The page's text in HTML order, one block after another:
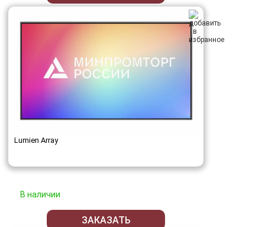
Lumien Array
В наличии
ЗАКАЗАТЬ